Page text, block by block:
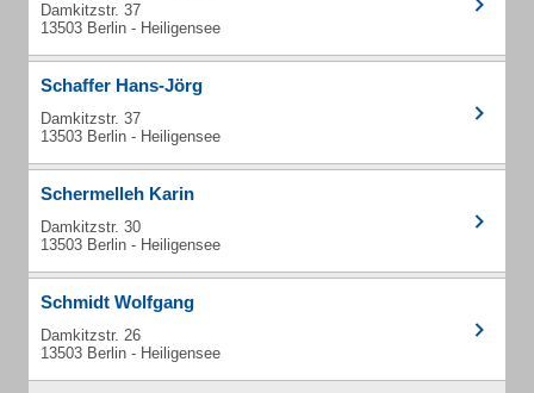
Damkitzstr. 37
13503 Berlin - Heiligensee
Schaffer Hans-Jörg
Damkitzstr. 37
13503 Berlin - Heiligensee
Schermelleh Karin
Damkitzstr. 30
13503 Berlin - Heiligensee
Schmidt Wolfgang
Damkitzstr. 26
13503 Berlin - Heiligensee